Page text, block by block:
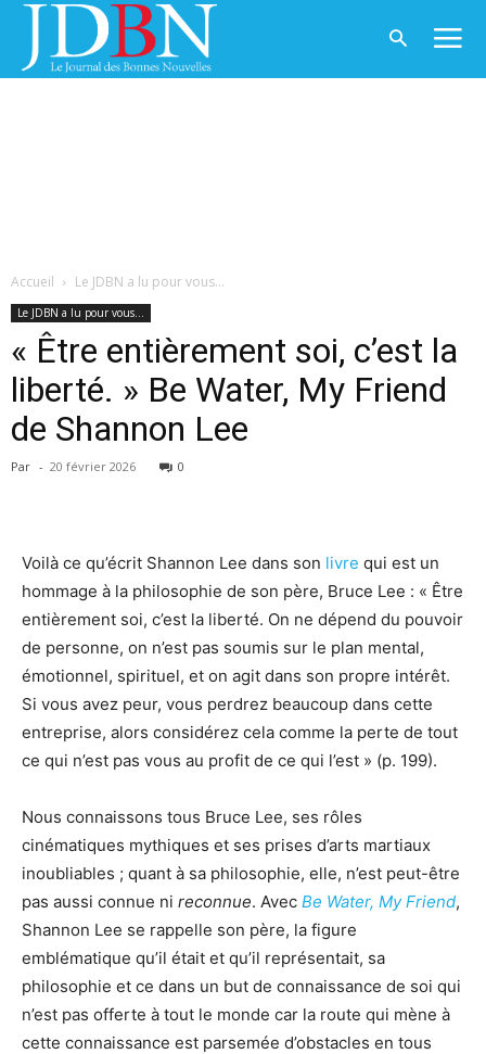
Accueil Le JDBN a lu pour vous...
Le JDBN a lu pour vous...
« Être entièrement soi, c’est la
liberté. » Be Water, My Friend
de Shannon Lee
Par - 20 février 2026 0
Voilà ce qu’écrit Shannon Lee dans son livre qui est un
hommage à la philosophie de son père, Bruce Lee : « Être
entièrement soi, c’est la liberté. On ne dépend du pouvoir
de personne, on n’est pas soumis sur le plan mental,
émotionnel, spirituel, et on agit dans son propre intérêt.
Si vous avez peur, vous perdrez beaucoup dans cette
entreprise, alors considérez cela comme la perte de tout
ce qui n’est pas vous au profit de ce qui l’est » (p. 199).
Nous connaissons tous Bruce Lee, ses rôles
cinématiques mythiques et ses prises d’arts martiaux
inoubliables ; quant à sa philosophie, elle, n’est peut-être
pas aussi connue ni reconnue. Avec Be Water, My Friend,
Shannon Lee se rappelle son père, la figure
emblématique qu’il était et qu’il représentait, sa
philosophie et ce dans un but de connaissance de soi qui
n’est pas offerte à tout le monde car la route qui mène à
cette connaissance est parsemée d’obstacles en tous